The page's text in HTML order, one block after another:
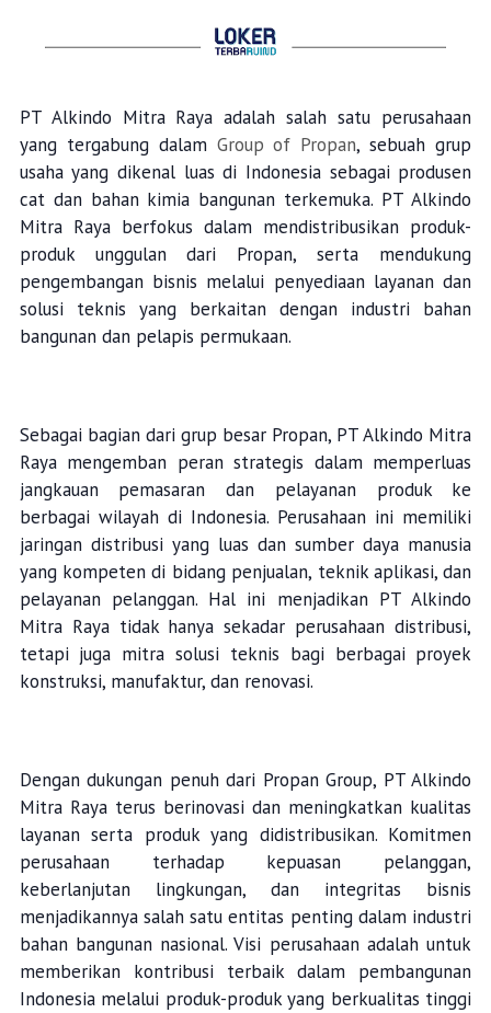
PT Alkindo Mitra Raya adalah salah satu perusahaan
yang tergabung dalam Group of Propan, sebuah grup
usaha yang dikenal luas di Indonesia sebagai produsen
cat dan bahan kimia bangunan terkemuka. PT Alkindo
Mitra Raya berfokus dalam mendistribusikan produk-
produk unggulan dari Propan, serta mendukung
pengembangan bisnis melalui penyediaan layanan dan
solusi teknis yang berkaitan dengan industri bahan
bangunan dan pelapis permukaan.
Sebagai bagian dari grup besar Propan, PT Alkindo Mitra
Raya mengemban peran strategis dalam memperluas
jangkauan pemasaran dan pelayanan produk ke
berbagai wilayah di Indonesia. Perusahaan ini memiliki
jaringan distribusi yang luas dan sumber daya manusia
yang kompeten di bidang penjualan, teknik aplikasi, dan
pelayanan pelanggan. Hal ini menjadikan PT Alkindo
Mitra Raya tidak hanya sekadar perusahaan distribusi,
tetapi juga mitra solusi teknis bagi berbagai proyek
konstruksi, manufaktur, dan renovasi.
Dengan dukungan penuh dari Propan Group, PT Alkindo
Mitra Raya terus berinovasi dan meningkatkan kualitas
layanan serta produk yang didistribusikan. Komitmen
perusahaan terhadap kepuasan pelanggan,
keberlanjutan lingkungan, dan integritas bisnis
menjadikannya salah satu entitas penting dalam industri
bahan bangunan nasional. Visi perusahaan adalah untuk
memberikan kontribusi terbaik dalam pembangunan
Indonesia melalui produk-produk yang berkualitas tinggi